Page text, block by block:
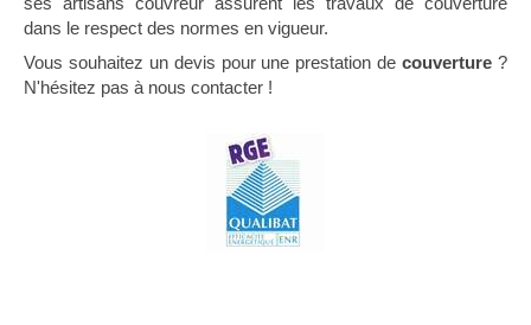
dans le respect des normes en vigueur.
Vous souhaitez un devis pour une prestation decouverture ?
N'hésitez pas à nous contacter !